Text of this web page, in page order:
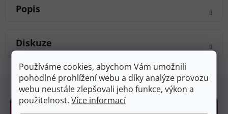
Používáme cookies, abychom Vám umožnili
pohodlné prohlížení webu a díky analýze provozu
webu neustále zlepšovali jeho funkce, výkon a
použitelnost.Více informací
Popis
Diskuze